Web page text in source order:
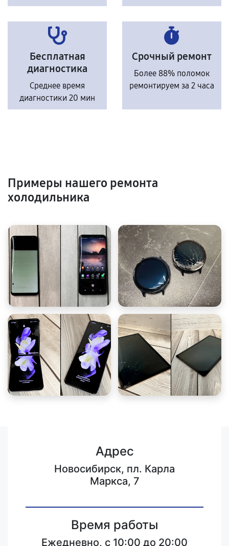
Бесплатная
диагностика
Среднее время
диагностики 20 мин
Срочный ремонт
Более 88% поломок
ремонтируем за 2 часа
Примеры нашего ремонта
холодильника
Адрес
Новосибирск, пл. Карла
Маркса, 7
Время работы
Ежедневно, с 10:00 до 20:00